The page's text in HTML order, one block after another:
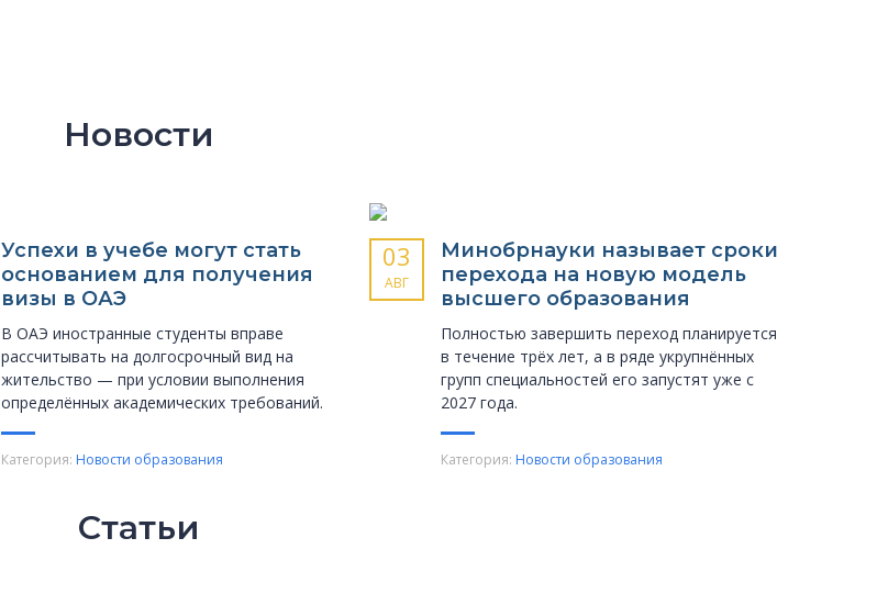
Новости
Успехи в учебе могут стать
основанием для получения
визы в ОАЭ
В ОАЭ иностранные студенты вправе
рассчитывать на долгосрочный вид на
жительство — при условии выполнения
определённых академических требований.
Категория: Новости образования
03
АВГ
Минобрнауки называет сроки
перехода на новую модель
высшего образования
Полностью завершить переход планируется
в течение трёх лет, а в ряде укрупнённых
групп специальностей его запустят уже с
2027 года.
Категория: Новости образования
Статьи